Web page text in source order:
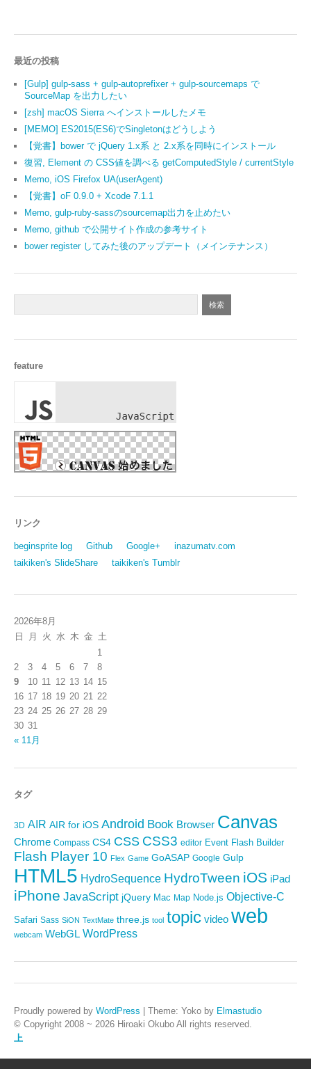
最近の投稿
[Gulp] gulp-sass + gulp-autoprefixer + gulp-sourcemaps で
SourceMap を出力したい
[zsh] macOS Sierra へインストールしたメモ
[MEMO] ES2015(ES6)でSingletonはどうしよう
【覚書】bower で jQuery 1.x系 と 2.x系を同時にインストール
復習, Element の CSS値を調べる getComputedStyle / currentStyle
Memo, iOS Firefox UA(userAgent)
【覚書】oF 0.9.0 + Xcode 7.1.1
Memo, gulp-ruby-sassのsourcemap出力を止めたい
Memo, github で公開サイト作成の参考サイト
bower register してみた後のアップデート（メインテナンス）
feature
リンク
beginsprite log Github Google+
inazumatv.com
taikiken's SlideShare
taikiken's Tumblr
2026年8月
日
月 火 水 木 金 土
1
2
3 4 5 6 7
8
9
10 11 12 13 14 15
16 17 18 19 20 21 22
23 24 25 26 27 28 29
30 31
« 11月
タグ
3D AIR AIR for iOS Android Book Browser Canvas
Chrome Compass CS4 CSS CSS3 editor Event Flash Builder
Flash Player 10 Flex Game GoASAP Google Gulp
HTML5 HydroSequence HydroTween iOS iPad
iPhone JavaScript jQuery Mac Map Node.js Objective-C
Safari Sass SiON TextMate three.js tool topic video web
webcam WebGL WordPress
Proudly powered by WordPress Theme: Yoko by Elmastudio
© Copyright 2008 ~ 2026 Hiroaki Okubo All rights reserved.
上